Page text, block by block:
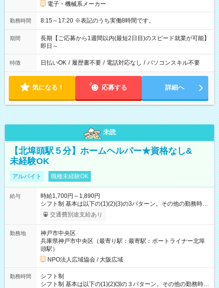
電子・機械系メーカー
勤務時間 8:15～17:20 ※表記のうち実働8時間です。
期間
長期【ご応募から1週間以内(最短2日目)のスピード就業が可能】
即日～
特徴 日払いOK / 履歴書不要 / 電話対応なし / パソコンスキル不要
気になる！ 応募する 詳細へ
未読
【北埠頭駅５分】ホームヘルパー★資格なし&
未経験OK
アルバイト 職種未経験OK
給与
時給1,700円～1,890円
シフト制 基本は以下の(1)(2)(3)の3パターン。その他の勤務時間
あり。 就業時間(1) 9:00~17:00(実働7時間) 就業時間(2)
17:00~21:00(実働4時間) 就業時間(3) 21:00~9:00(実働8時間・
給） 公共交通による通勤交通費実費支給
交通費別途支給あり
勤務地
神戸市中央区
兵庫県神戸市中央区（最寄り駅：最寄駅：ポートライナー北埠
頭駅）
NPO法人広域協会 / 大阪広域
勤務時間
シフト制
シフト制 基本は以下の(1)(2)⑶の３パターン。その他の勤務時間